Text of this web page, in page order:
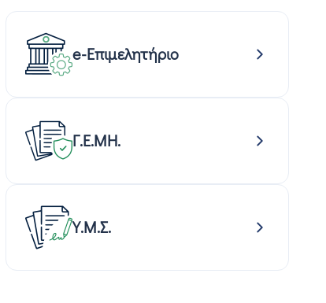
e-Επιμελητήριο
Γ.Ε.ΜΗ.
Υ.Μ.Σ.